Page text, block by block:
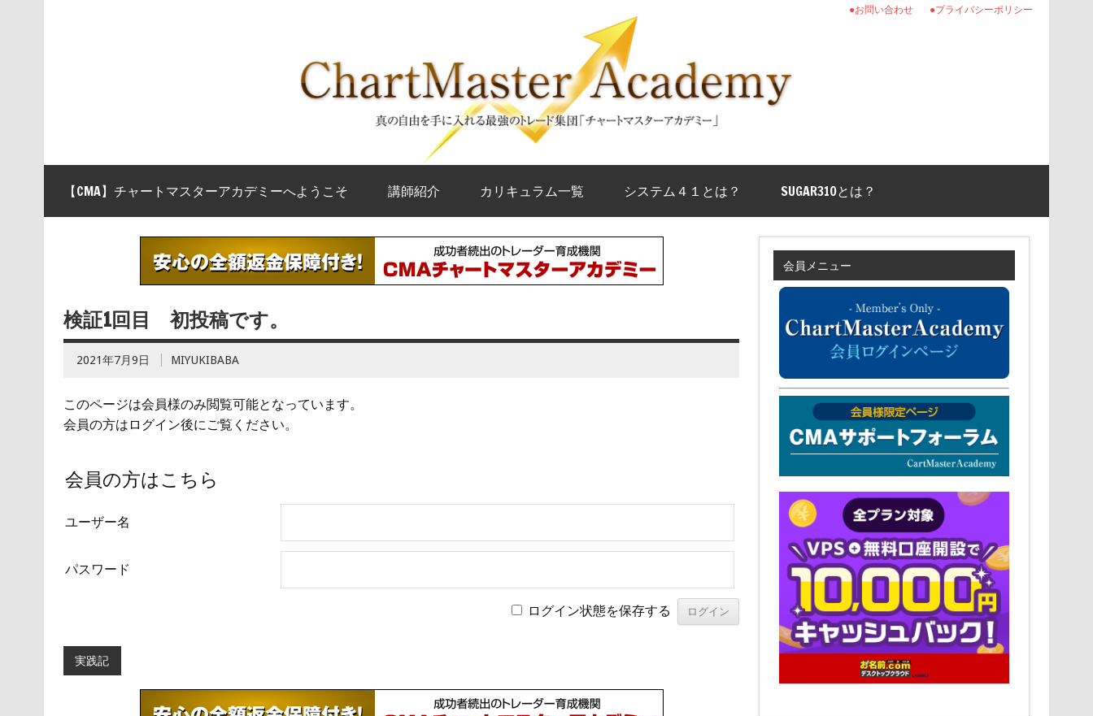
●プライバシーポリシー
●お問い合わせ
【CMA】チャートマスターアカデミーへようこそ 講師紹介 カリキュラム一覧 システム４１とは？ SUGAR310とは？
検証1回目 初投稿です。
2021年7月9日 MIYUKIBABA
このページは会員様のみ閲覧可能となっています。
会員の方はログイン後にご覧ください。
会員の方はこちら
ユーザー名
パスワード
ログイン状態を保存する
実践記
会員メニュー